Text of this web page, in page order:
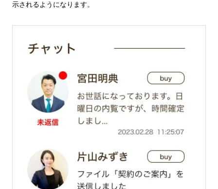
示されるようになります。